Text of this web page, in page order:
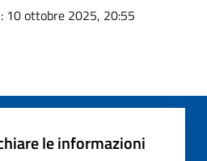
: 10 ottobre 2025, 20:55
le informazioni